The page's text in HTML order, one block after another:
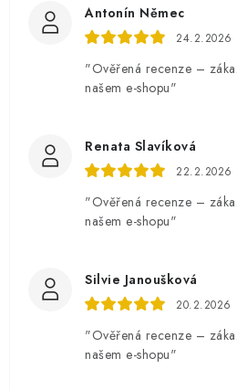
Antonín Němec
24.2.2026
"Ověřená recenze –
našem e-shopu"
Renata Slavíková
22.2.2026
"Ověřená recenze –
našem e-shopu"
Silvie Janoušková
20.2.2026
"Ověřená recenze –
našem e-shopu"